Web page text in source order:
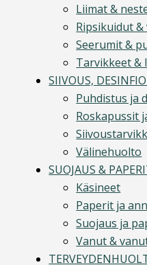
Liimat &
Ripsikuidut
Seerumit &
Tarvikkeet &
SIIVOUS,
Puhdistus ja
Roskapussit
Välinehuolto
SUOJAUS &
Käsineet
Paperit ja
Suojaus ja
Vanut &